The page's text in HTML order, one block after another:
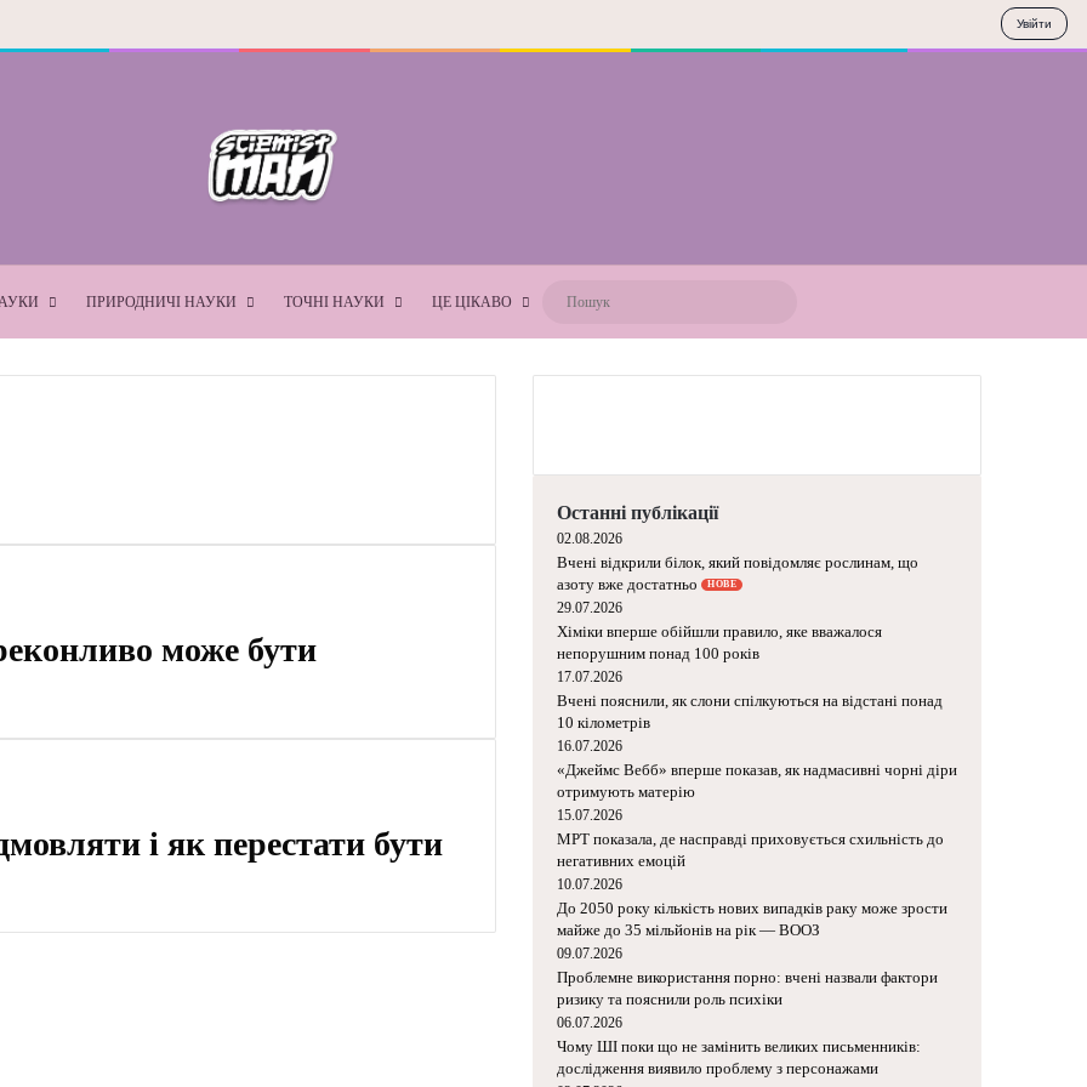
ПРИРОДНИЧІ НАУКИ ТОЧНІ НАУКИ ЦЕ ЦІКАВО
може бути
і як перестати бути
Останні публікації
02.08.2026
Вчені відкрили білок, який повідомляє рослинам, що
азоту вже достатньо
НОВЕ
29.07.2026
Хіміки вперше обійшли правило, яке вважалося
непорушним понад 100 років
17.07.2026
Вчені пояснили, як слони спілкуються на відстані понад
10 кілометрів
16.07.2026
«Джеймс Вебб» вперше показав, як надмасивні чорні діри
отримують матерію
15.07.2026
МРТ показала, де насправді приховується схильність до
негативних емоцій
10.07.2026
До 2050 року кількість нових випадків раку може зрости
майже до 35 мільйонів на рік — ВООЗ
09.07.2026
Проблемне використання порно: вчені назвали фактори
ризику та пояснили роль психіки
06.07.2026
Чому ШІ поки що не замінить великих письменників:
дослідження виявило проблему з персонажами
Увійти